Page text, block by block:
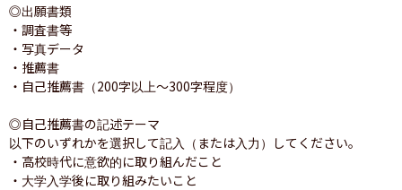
◎出願書類
・調査書等
・写真データ
・推薦書
・自己推薦書（200字以上〜300字程度）
◎自己推薦書の記述テーマ
以下のいずれかを選択して記入（または入力）してください。
・高校時代に意欲的に取り組んだこと
・大学入学後に取り組みたいこと